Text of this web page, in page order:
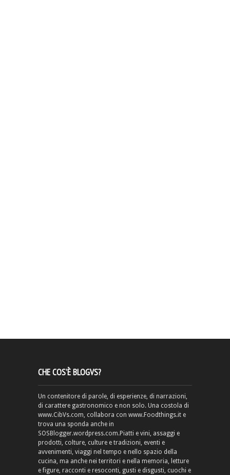
CHE COS’È BLOGVS?
Un contenitore di parole, di esperienze, di narrazioni,
di carattere gastronomico e non solo. Una costola di
www.CibVs.com, collabora con www.Foodthings.it e
trova una sponda anche in
SOSBlogger.wordpress.com.Piatti e vini, assaggi e
prodotti, colture, culture e tradizioni, eventi e
avvenimenti, viaggi nel tempo e nello spazio della
cucina, ma anche nei territori e nella memoria, letture
e figure, racconti e resoconti, gusti e disgusti, cuochi e